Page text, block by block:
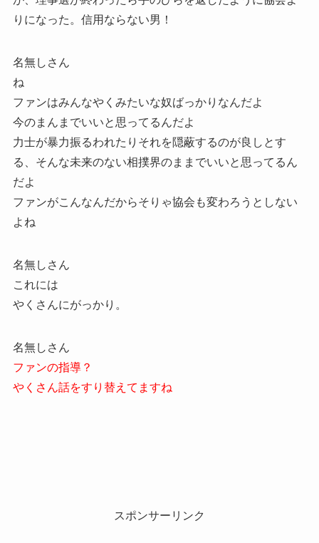
りになった。信用ならない男！
名無しさん
ね
ファンはみんなやくみたいな奴ばっかりなんだよ
今のまんまでいいと思ってるんだよ
力士が暴力振るわれたりそれを隠蔽するのが良しとす
る、そんな未来のない相撲界のままでいいと思ってるん
だよ
ファンがこんなんだからそりゃ協会も変わろうとしない
よね
名無しさん
これには
やくさんにがっかり。
名無しさん
ファンの指導？
やくさん話をすり替えてますね
スポンサーリンク